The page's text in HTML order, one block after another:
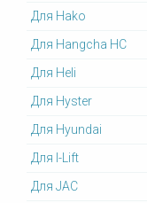
Для Hako
Для Hangcha HC
Для Heli
Для Hyster
Для Hyundai
Для I-Lift
Для JAC